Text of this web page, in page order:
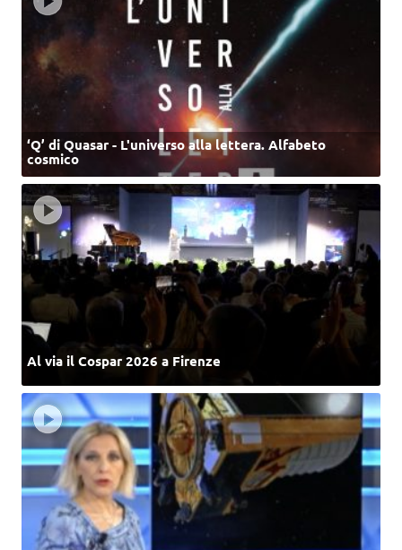
‘Q’ di Quasar - L'universo alla lettera. Alfabeto
cosmico
Al via il Cospar 2026 a Firenze